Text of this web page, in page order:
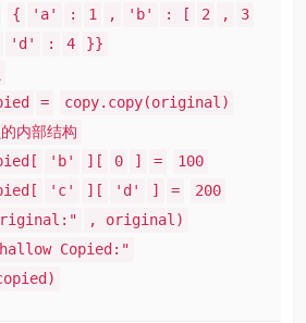
{ 'a' : 1 , 'b' : [ 2 ,
3
'd' : 4
}}
=
copy.copy(original)
内部结构
'b' ][ 0 ] =
100
'c' ][ 'd' ] =
200
, original)
Copied:"